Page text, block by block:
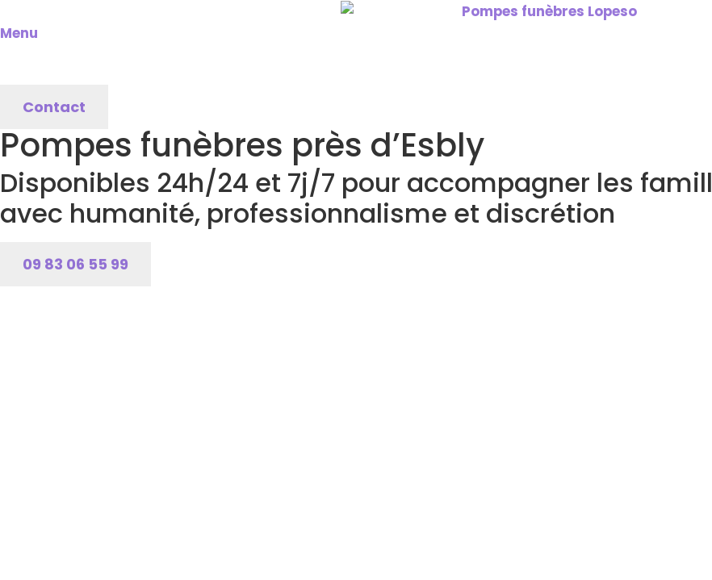
Menu
Contact
Pompes funèbres près d’Esbly
Disponibles 24h/24 et 7j/7 pour accompagner les
avec humanité, professionnalisme et discrétion
09 83 06 55 99